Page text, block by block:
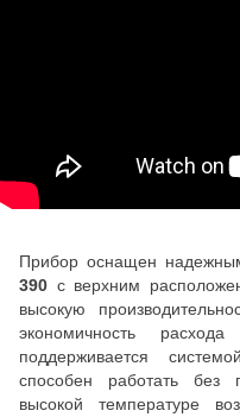
Прибор оснащен
390 с верхним
высокую
экономичность
поддерживается
способен работать без
высокой температуре